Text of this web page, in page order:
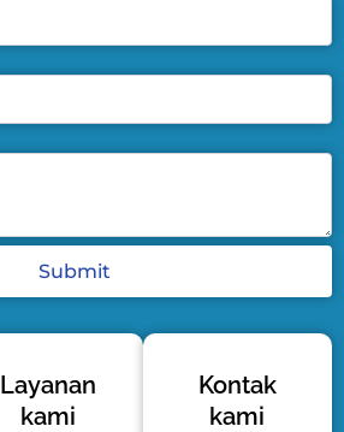
Submit
Layanan
kami
Kontak
kami